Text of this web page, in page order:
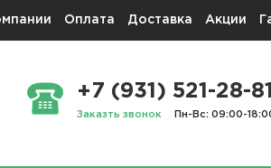
Оплата Доставка Акции
+7 (931) 521-28-81
Заказть звонок Пн-Вс: 09:00-